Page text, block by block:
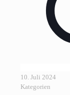
10. Juli 2024
Kategorien